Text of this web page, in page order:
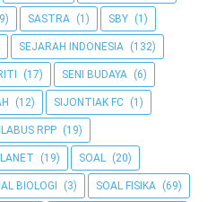
SASTRA (1) SBY (1)
SEJARAH INDONESIA (132)
(17) SENI BUDAYA (6)
(12) SIJONTIAK FC (1)
RPP (19)
(19) SOAL (20)
BIOLOGI (3) SOAL FISIKA (69)